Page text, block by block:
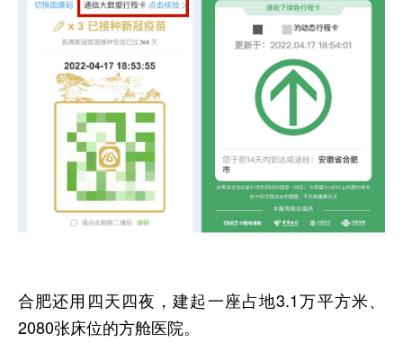
合肥还用四天四夜，建起一座占地3.1万平方米、
2080张床位的方舱医院。